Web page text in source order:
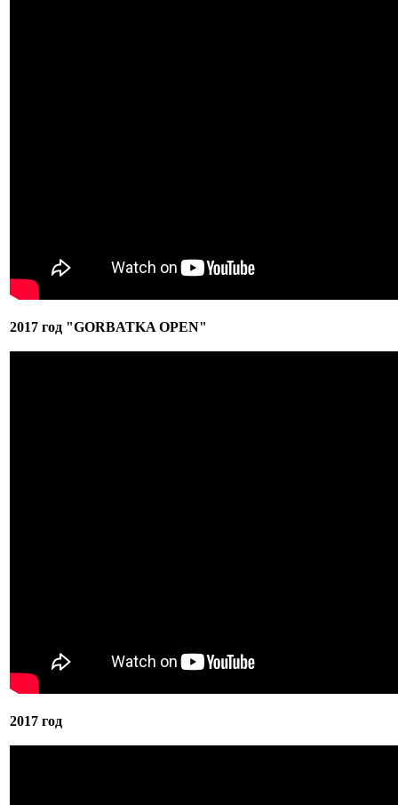
2017 год "GORBATKA OPEN"
2017 год